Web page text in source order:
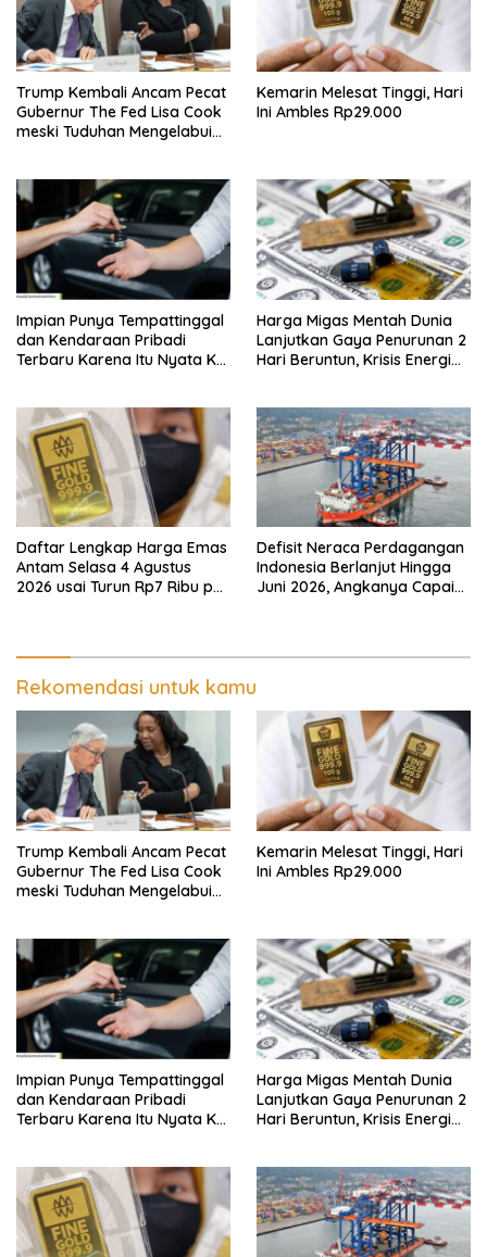
Trump Kembali Ancam Pecat
Gubernur The Fed Lisa Cook
meski Tuduhan Mengelabui
Kemarin Melesat Tinggi, Hari
Ini Ambles Rp29.000
Impian Punya Tempattinggal
dan Kendaraan Pribadi
Terbaru Karena Itu Nyata Ke
Harga Migas Mentah Dunia
Lanjutkan Gaya Penurunan 2
Hari Beruntun, Krisis Energi
Daftar Lengkap Harga Emas
Antam Selasa 4 Agustus
2026 usai Turun Rp7 Ribu per
Defisit Neraca Perdagangan
Indonesia Berlanjut Hingga
Juni 2026, Angkanya Capai
Rekomendasi untuk kamu
Trump Kembali Ancam Pecat
Gubernur The Fed Lisa Cook
meski Tuduhan Mengelabui
Kemarin Melesat Tinggi, Hari
Ini Ambles Rp29.000
Impian Punya Tempattinggal
dan Kendaraan Pribadi
Terbaru Karena Itu Nyata Ke
Harga Migas Mentah Dunia
Lanjutkan Gaya Penurunan 2
Hari Beruntun, Krisis Energi